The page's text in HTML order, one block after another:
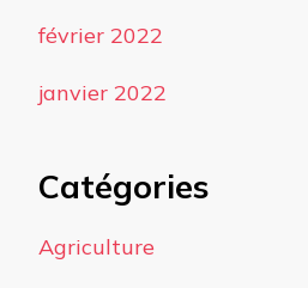
février 2022
janvier 2022
Catégories
Agriculture